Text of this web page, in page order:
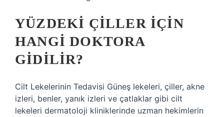
YÜZDEKI ÇILLER IÇIN
HANGI DOKTORA
GIDILIR?
Cilt Lekelerinin Tedavisi Güneş lekeleri, çiller, akne
izleri, benler, yanık izleri ve çatlaklar gibi cilt
lekeleri dermatoloji kliniklerinde uzman hekimlerin